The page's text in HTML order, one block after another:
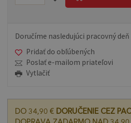
Doručíme nasledujúci pracovný
Pridať do obľúbených
Poslať e-mailom priateľovi
Vytlačiť
DO 34,90 € DORUČENIE CEZ